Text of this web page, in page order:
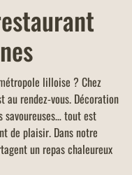
d'un menu KIDS par
lilloise ? Chez
au rendez-vous. Décoration
tout est
de plaisir. Dans notre
un repas chaleureux